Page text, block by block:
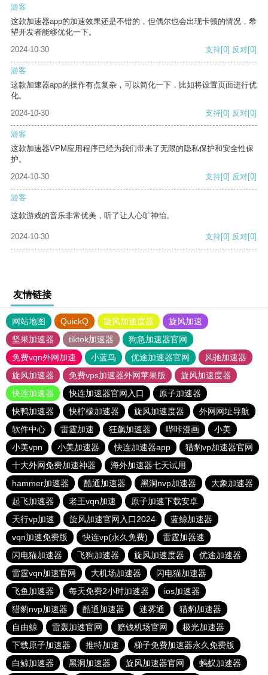
游客
这款加速器app的加速效果还是不错的，但偶尔也会出现卡顿的情况，希
望开发者能够优化一下。
2024-10-30
支持[0] 反对[0]
游客
这款加速器app的操作有点复杂，可以简化一下，比如将设置页面进行优
化。
2024-10-30
支持[0] 反对[0]
游客
这款加速器VPM应用程序已经为我们带来了无限的隐私保护和安全性保
护。
2024-10-30
支持[0] 反对[0]
游客
这款游戏的音乐非常优美，听了让人心旷神怡。
2024-10-30 支持[0] 反对[0]
友情链接
网站地图 QuickQ 旋风加速度器
旋风加速
坚果加速器
tiktok加速器
狗急加速器官网
免费vqn外网加速
小蓝鸟 优途加速器官网
风驰加速器
旋风加速器
免费vps加速器外网苹果版
旋风加速度器
快连加速器
快连加速器官网入口
原子加速器
快鸭加速器
快柠檬加速器 旋风加速度器
外网网址导航
软件中心
雷霆加速 狂飙加速器 哔咔漫画
小美
小美vpn
小美加速器 快连加速器app
猎豹vp加速器官网
十大外网免费加速神器
海外加速器七天试用
hammer加速器
酷通加速器 黑洞nvp加速器
大象加速器
起飞加速器
老王vqn加速
原子加速下载安卓
天行vp加速
旋风加速官网入口2024
蓝鲸加速器
vqn加速免费版
快连vp(永久免费)
雷霆加器速
闪电猫加速器
飞狗加速器 旋风加速度器
优途加速器
雷霆vqn加速官网
大机场加速器
闪电猫加速器
飞鱼加速器
每天免费2小时加速器
ios加速器
猎豹nvp加速器
酷通加速器 迷雾通
猎豹加速器
自由鲸
雷轰加速官网 赔钱机场官网
极光加速器
下载原子加速器
推特加速
梯子免费加速器永久免费版
白鲸加速器
黑洞加速器 旋风加速器官网 蚂蚁加速器